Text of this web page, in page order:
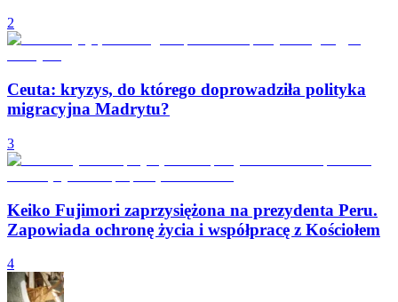
2
Ceuta: kryzys, do którego doprowadziła polityka
migracyjna Madrytu?
3
Keiko Fujimori zaprzysiężona na prezydenta Peru.
Zapowiada ochronę życia i współpracę z Kościołem
4